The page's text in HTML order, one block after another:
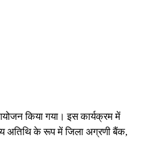
किया गया। इस कार्यक्रम में
अतिथि के रूप में जिला अग्रणी बैंक,